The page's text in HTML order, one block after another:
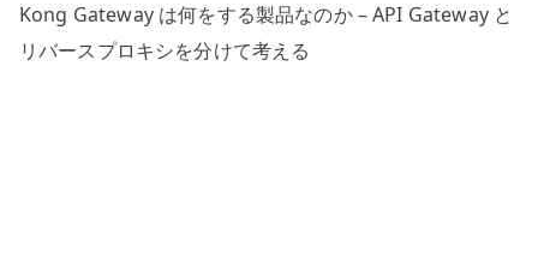
Kong Gateway は何をする製品なのか – API Gateway と
リバースプロキシを分けて考える